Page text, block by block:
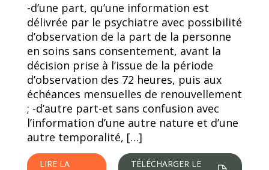
-d’une part, qu’une information est
délivrée par le psychiatre avec possibilité
d’observation de la part de la personne
en soins sans consentement, avant la
décision prise à l’issue de la période
d’observation des 72 heures, puis aux
échéances mensuelles de renouvellement
; -d’autre part-et sans confusion avec
l’information d’une autre nature et d’une
autre temporalité, […]
LIRE LA
TÉLÉCHARGER LE